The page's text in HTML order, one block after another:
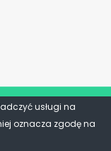
usługi na
oznacza zgodę na